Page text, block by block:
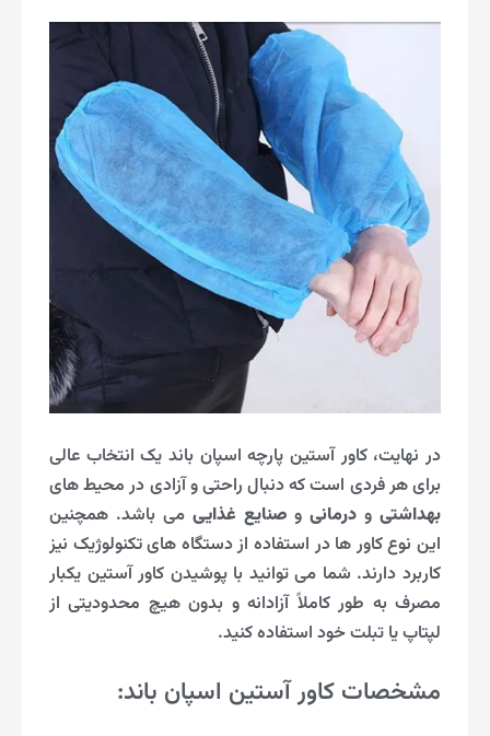
در نهایت، کاور آستین پارچه اسپان باند یک انتخاب عالی
برای هر فردی است که دنبال راحتی و آزادی در محیط های
بهداشتی و درمانیو صنایع غذایی می باشد. همچنین
این نوع کاور ها در استفاده از دستگاه های تکنولوژیک نیز
کاربرد دارند. شما می توانید با پوشیدن کاور آستین یکبار
مصرف به طور کاملاً آزادانه و بدون هیچ محدودیتی از
لپتاپ یا تبلت خود استفاده کنید.
مشخصات کاور آستین اسپان باند: